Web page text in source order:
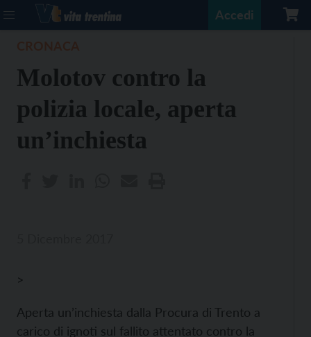
Accedi
Molotov contro la
polizia locale, aperta
un’inchiesta
>
Aperta un’inchiesta dalla Procura di Trento a
carico di ignoti sul fallito attentato contro la